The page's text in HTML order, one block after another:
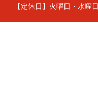
【定休日】火曜日・水曜日